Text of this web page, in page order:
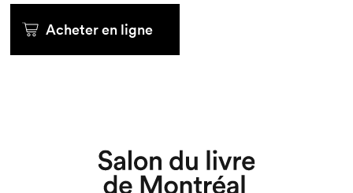
Acheter en ligne